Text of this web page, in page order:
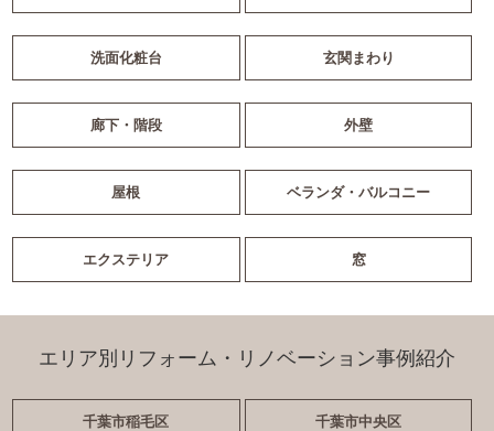
洗面化粧台 玄関まわり
廊下・階段 外壁
屋根 ベランダ・バルコニー
エクステリア 窓
エリア別リフォーム・リノベーション事例紹介
千葉市稲毛区 千葉市中央区